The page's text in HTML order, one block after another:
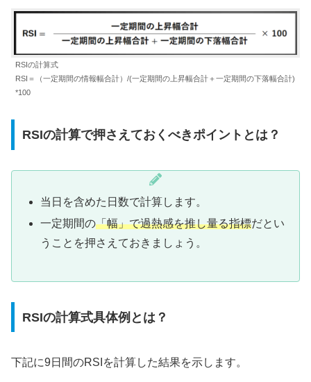
RSIの計算式
RSI＝（一定期間の情報幅合計）/(一定期間の上昇幅合計＋一定期間の下落幅合計)
*100
RSIの計算で押さえておくべきポイントとは？
当日を含めた日数で計算します。
一定期間の「幅」で過熱感を推し量る指標だとい
うことを押さえておきましょう。
RSIの計算式具体例とは？
下記に9日間のRSIを計算した結果を示します。